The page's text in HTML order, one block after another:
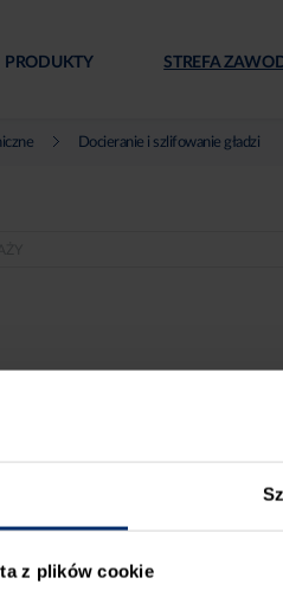
z plików cookie
PRODUKTY STREFA
Docieranie i szlifowanie gładzi